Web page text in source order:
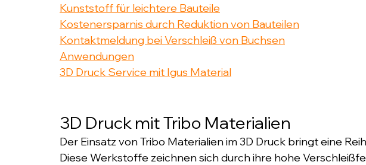
Kunststoff für leichtere Bauteile
Kostenersparnis durch Reduktion von Bauteilen
Kontaktmeldung bei Verschleiß von Buchsen
Anwendungen
3D Druck Service mit Igus Material
3D Druck mit Tribo Materialien
Der Einsatz von Tribo Materialien im 3D Druck bringt eine
Diese Werkstoffe zeichnen sich durch ihre hohe